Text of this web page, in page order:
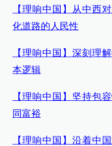
【理响中国】从中西
化道路的人民性
【理响中国】深刻理
本逻辑
【理响中国】坚持包
同富裕
【理响中国】沿着中